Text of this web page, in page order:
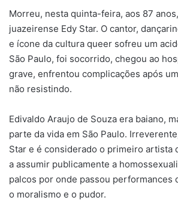
Morreu, nesta quinta-feira, aos 87
juazeirense Edy Star. O cantor,
e ícone da cultura queer sofreu um
São Paulo, foi socorrido, chegou ao
grave, enfrentou complicações após
não resistindo.
Edivaldo Araujo de Souza era baiano,
parte da vida em São Paulo.
Star e é considerado o primeiro artista
a assumir publicamente a
palcos por onde passou performances
o moralismo e o pudor.